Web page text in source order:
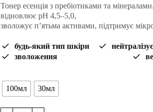
від
200 ₴
до
Тонер есенція з пребіотиками та
відновлює pH 4,5–5,0,
зволожує п’ятьма активами, підтримує
будь-який тип шкіри
зволоження
100мл 30мл